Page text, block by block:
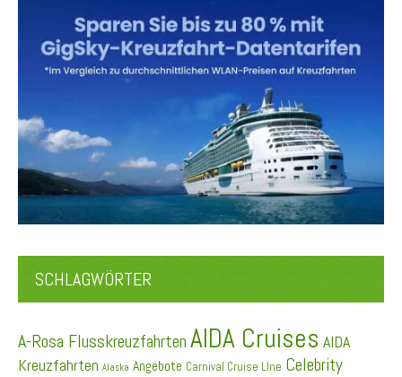
SCHLAGWÖRTER
A-Rosa Flusskreuzfahrten AIDA Cruises AIDA
Kreuzfahrten Alaska Angebote Carnival Cruise LIne Celebrity